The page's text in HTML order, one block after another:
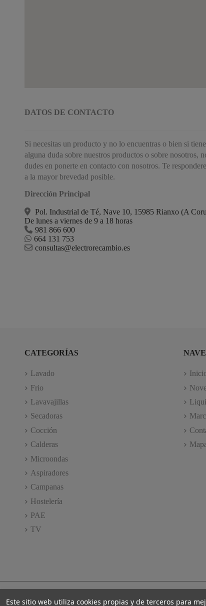
DATOS DE CONTACTO
Si necesitas un producto y no lo encuentras o bien si
alguna duda sobre nuestros productos o sobre nosotros,
dudes en ponerte en contacto con nosotros. Te
a la mayor brevedad posible.
Dirección Principal
Pol. Industrial de Té, Nave 10, 15985 Rianxo (A
De lunes a viernes de 9 a 18 horas
981 866 600
664 131 753
consultas@electrorecambio.es
CATEGORÍAS
Lavado
Frio
Lavavajillas
Secadoras
Cocción
Calderas
Microondas
Aspiradores
Campanas
Hostelería
PAE
TV
Este sitio web utiliza cookies propias y de terceros para